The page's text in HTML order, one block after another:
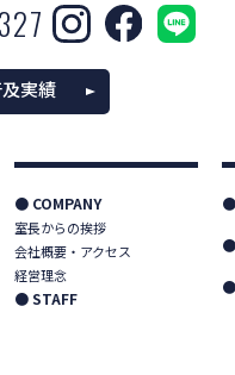
実績
● COMPANY
室長からの挨拶
会社概要・アクセス
経営理念
● STAFF
●
●
●